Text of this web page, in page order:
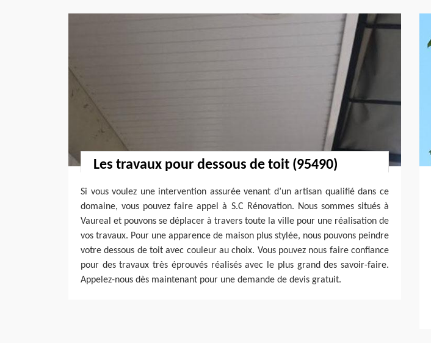
Les travaux pour dessous de toit (95490)
Si vous voulez une intervention assurée venant d’un artisan qualifié dans ce
domaine, vous pouvez faire appel à S.C Rénovation. Nous sommes situés à
Vaureal et pouvons se déplacer à travers toute la ville pour une réalisation de
vos travaux. Pour une apparence de maison plus stylée, nous pouvons peindre
votre dessous de toit avec couleur au choix. Vous pouvez nous faire confiance
pour des travaux très éprouvés réalisés avec le plus grand des savoir-faire.
Appelez-nous dès maintenant pour une demande de devis gratuit.